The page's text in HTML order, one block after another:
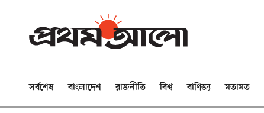
সর্বশেষ বাংলাদেশ রাজনীতি বিশ্ব বাণিজ্য মতামত